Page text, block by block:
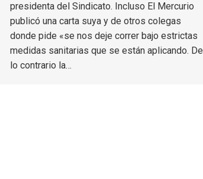
presidenta del Sindicato. Incluso El Mercurio
publicó una carta suya y de otros colegas
donde pide «se nos deje correr bajo estrictas
medidas sanitarias que se están aplicando. De
lo contrario la…